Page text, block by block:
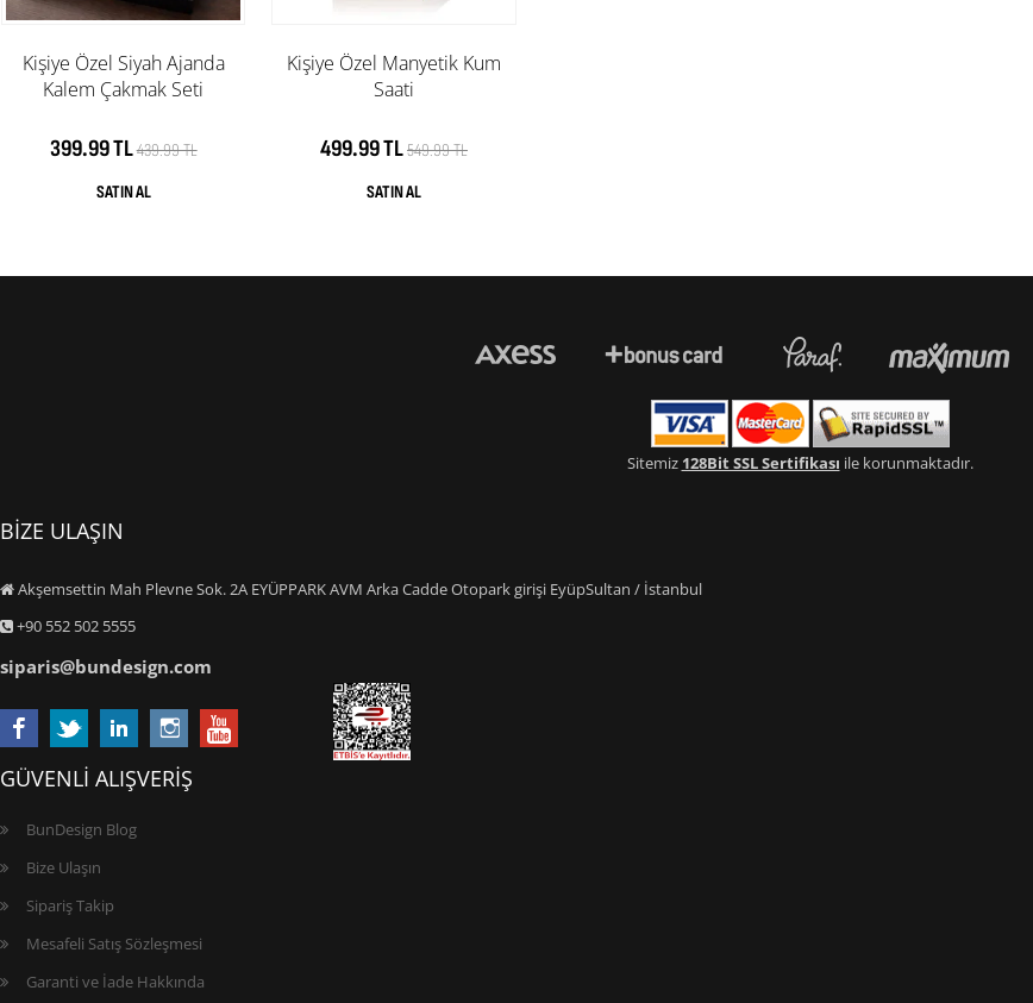
Kişiye Özel Siyah Ajanda
Kalem Çakmak Seti
399.99 TL439.99 TL
Kişiye Özel Manyetik Kum
Saati
499.99 TL549.99 TL
Sitemiz 128Bit SSL Sertifikası ile korunmaktadır.
BİZE ULAŞIN
Akşemsettin Mah Plevne Sok. 2A EYÜPPARK AVM Arka Cadde Otopark girişi EyüpSultan / İstanbul
+90 552 502 5555
siparis@bundesign.com
GÜVENLİ ALIŞVERİŞ
BunDesign Blog
Bize Ulaşın
Sipariş Takip
Mesafeli Satış Sözleşmesi
Garanti ve İade Hakkında